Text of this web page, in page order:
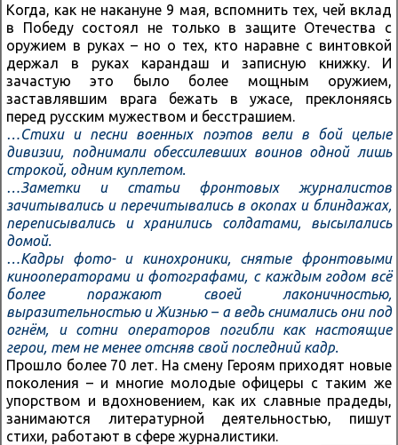
Когда, как не накануне 9 мая, вспомнить тех, чей вклад
в Победу состоял не только в защите Отечества с
оружием в руках – но о тех, кто наравне с винтовкой
держал в руках карандаш и записную книжку. И
зачастую это было более мощным оружием,
заставлявшим врага бежать в ужасе, преклоняясь
перед русским мужеством и бесстрашием.
…Стихи и песни военных поэтов вели в бой целые
дивизии, поднимали обессилевших воинов одной лишь
строкой, одним куплетом.
…Заметки и статьи фронтовых журналистов
зачитывались и перечитывались в окопах и блиндажах,
переписывались и хранились солдатами, высылались
домой.
…Кадры фото- и кинохроники, снятые фронтовыми
кинооператорами и фотографами, с каждым годом всё
более поражают своей лаконичностью,
выразительностью и Жизнью – а ведь снимались они под
огнём, и сотни операторов погибли как настоящие
герои, тем не менее отсняв свой последний кадр.
Прошло более 70 лет. На смену Героям приходят новые
поколения – и многие молодые офицеры с таким же
упорством и вдохновением, как их славные прадеды,
занимаются литературной деятельностью, пишут
стихи, работают в сфере журналистики.